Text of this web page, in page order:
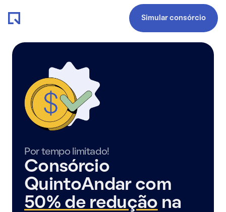
Simular consórcio
Por tempo limitado!
Consórcio
QuintoAndar com
50% de redução na